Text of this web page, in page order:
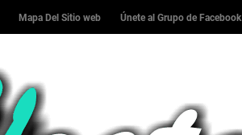
Mapa Del Sitio web Únete al Grupo de Facebook